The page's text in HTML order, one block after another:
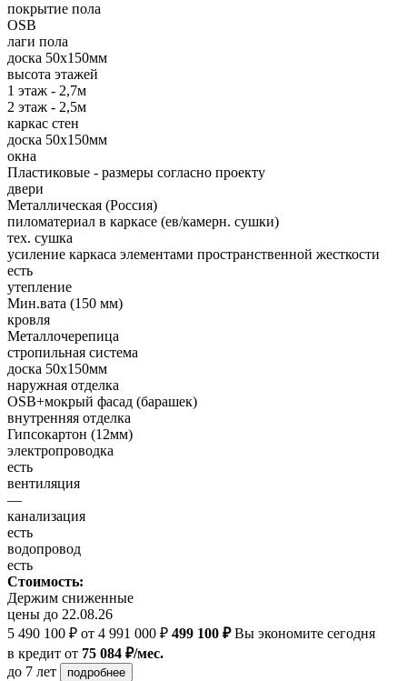
покрытие пола
OSB
лаги пола
доска 50х150мм
высота этажей
1 этаж - 2,7м
2 этаж - 2,5м
каркас стен
доска 50х150мм
окна
Пластиковые - размеры согласно проекту
двери
Металлическая (Россия)
пиломатериал в каркасе (ев/камерн. сушки)
тех. сушка
усиление каркаса элементами пространственной жесткости
есть
утепление
Мин.вата (150 мм)
кровля
Металлочерепица
стропильная система
доска 50х150мм
наружная отделка
OSB+мокрый фасад (барашек)
внутренняя отделка
Гипсокартон (12мм)
электропроводка
есть
вентиляция
—
канализация
есть
водопровод
есть
Стоимость:
Держим сниженные
цены до 22.08.26
5 490 100 ₽ от 4 991 000 ₽ 499 100 ₽Вы экономите сегодня
в кредит от 75 084 ₽/мес.
до 7 лет
подробнее